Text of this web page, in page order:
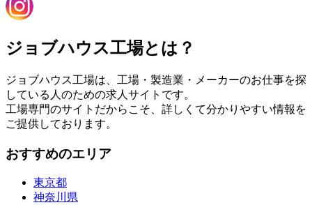
ジョブハウス工場とは？
ジョブハウス工場は、工場・製造業・メーカーのお仕事を探
している人のための求人サイトです。
工場専門のサイトだからこそ、詳しくて分かりやすい情報を
ご提供しております。
おすすめのエリア
東京都
神奈川県